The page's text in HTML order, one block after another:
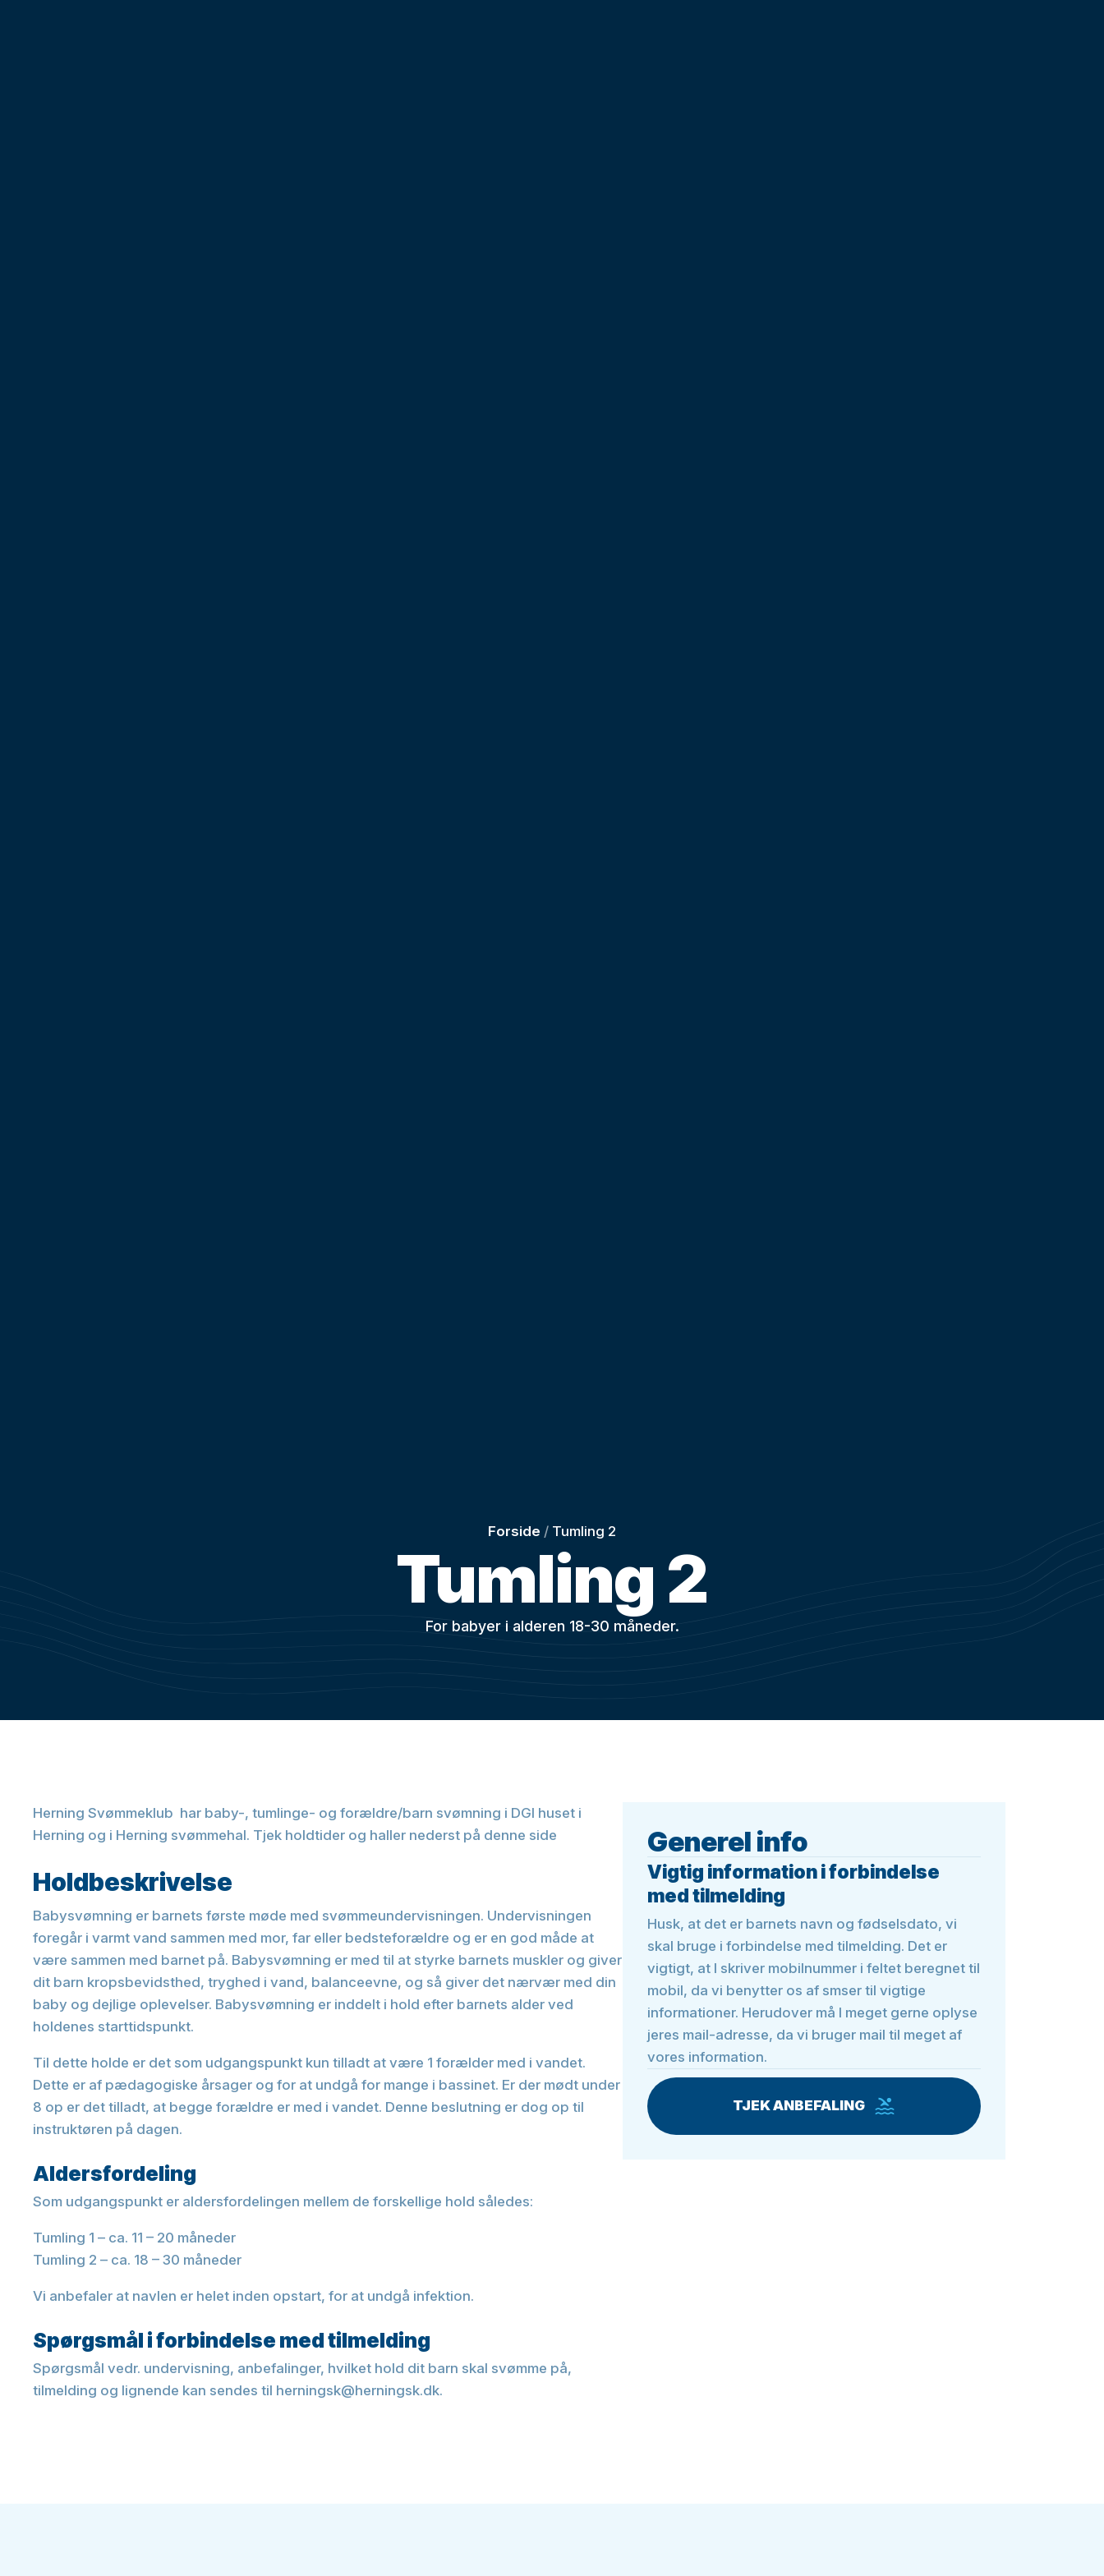
Forside / Tumling 2
Tumling 2
For babyer i alderen 18-30 måneder.
Herning Svømmeklub har baby-, tumlinge- og forældre/barn svømning i DGI huset i
Herning og i Herning svømmehal. Tjek holdtider og haller nederst på denne side
Holdbeskrivelse
Babysvømning er barnets første møde med svømmeundervisningen. Undervisningen
foregår i varmt vand sammen med mor, far eller bedsteforældre og er en god måde at
være sammen med barnet på. Babysvømning er med til at styrke barnets muskler og giver
dit barn kropsbevidsthed, tryghed i vand, balanceevne, og så giver det nærvær med din
baby og dejlige oplevelser. Babysvømning er inddelt i hold efter barnets alder ved
holdenes starttidspunkt.
Til dette holde er det som udgangspunkt kun tilladt at være 1 forælder med i vandet.
Dette er af pædagogiske årsager og for at undgå for mange i bassinet. Er der mødt under
8 op er det tilladt, at begge forældre er med i vandet. Denne beslutning er dog op til
instruktøren på dagen.
Aldersfordeling
Som udgangspunkt er aldersfordelingen mellem de forskellige hold således:
Tumling 1 – ca. 11 – 20 måneder
Tumling 2 – ca. 18 – 30 måneder
Vi anbefaler at navlen er helet inden opstart, for at undgå infektion.
Spørgsmål i forbindelse med tilmelding
Spørgsmål vedr. undervisning, anbefalinger, hvilket hold dit barn skal svømme på,
tilmelding og lignende kan sendes til herningsk@herningsk.dk.
Generel info
Vigtig information i forbindelse
med tilmelding
Husk, at det er barnets navn og fødselsdato, vi
skal bruge i forbindelse med tilmelding. Det er
vigtigt, at I skriver mobilnummer i feltet beregnet til
mobil, da vi benytter os af smser til vigtige
informationer. Herudover må I meget gerne oplyse
jeres mail-adresse, da vi bruger mail til meget af
vores information.
TJEK ANBEFALING